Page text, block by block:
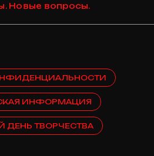
Новые вопросы.
ИНФОРМАЦИЯ
ДЕНЬ ТВОРЧЕСТВА